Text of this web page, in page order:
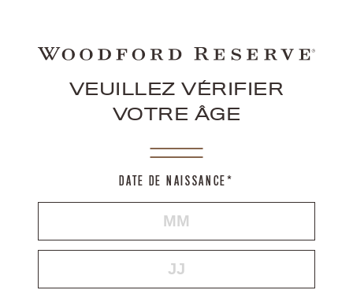
VEUILLEZ VÉRIFIER
VOTRE ÂGE
DATE DE NAISSANCE*